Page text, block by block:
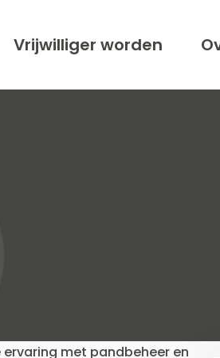
Vrijwilliger worden
ervaring met pandbeheer en